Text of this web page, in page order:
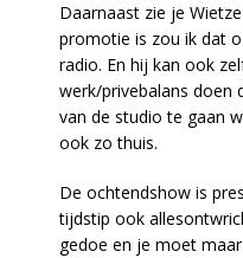
Daarnaast zie je
promotie is zou ik dat
radio. En hij kan ook
werk/privebalans doen
van de studio te gaan
ook zo thuis.
De ochtendshow is
tijdstip ook
gedoe en je moet